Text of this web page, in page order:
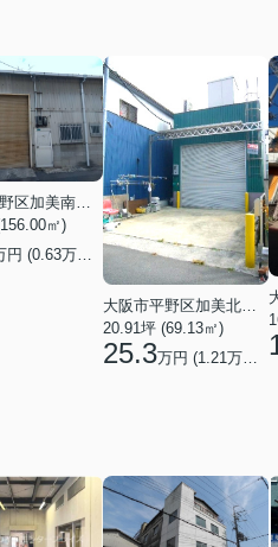
㎡)
円 (0.63万円/坪)
大阪市平野区加美北３丁目
20.91坪 (69.13㎡)
25.3万円 (1.21万円/坪)